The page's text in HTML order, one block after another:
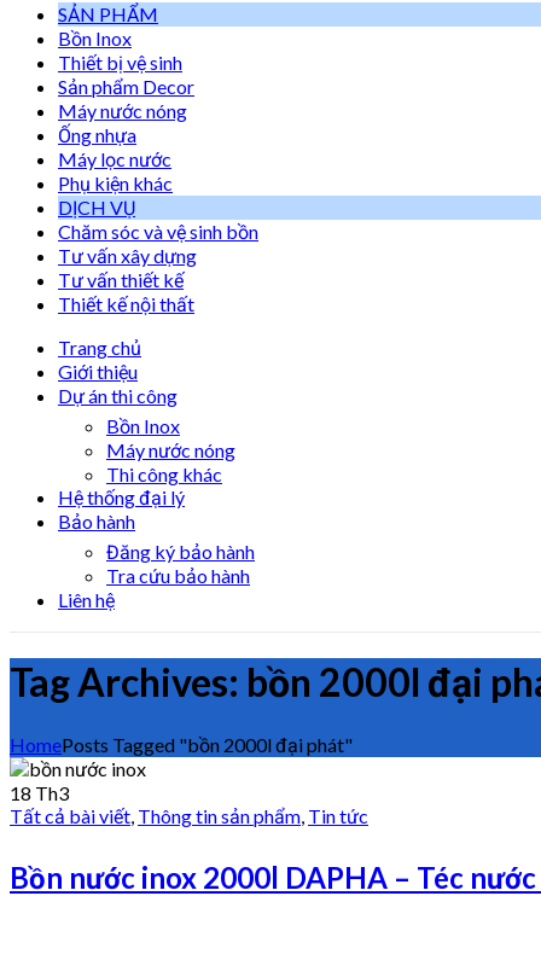
SẢN PHẨM
Bồn Inox
Thiết bị vệ sinh
Sản phẩm Decor
Máy nước nóng
Ống nhựa
Máy lọc nước
Phụ kiện khác
DỊCH VỤ
Chăm sóc và vệ sinh bồn
Tư vấn xây dựng
Tư vấn thiết kế
Thiết kế nội thất
Trang chủ
Giới thiệu
Dự án thi công
Bồn Inox
Máy nước nóng
Thi công khác
Hệ thống đại lý
Bảo hành
Đăng ký bảo hành
Tra cứu bảo hành
Liên hệ
Tag Archives: bồn 2000l đại
HomePosts Tagged "bồn 2000l đại phát"
18 Th3
Tất cả bài viết Thông tin sản phẩm Tin tức
Bồn nước inox 2000l DAPHA – Téc